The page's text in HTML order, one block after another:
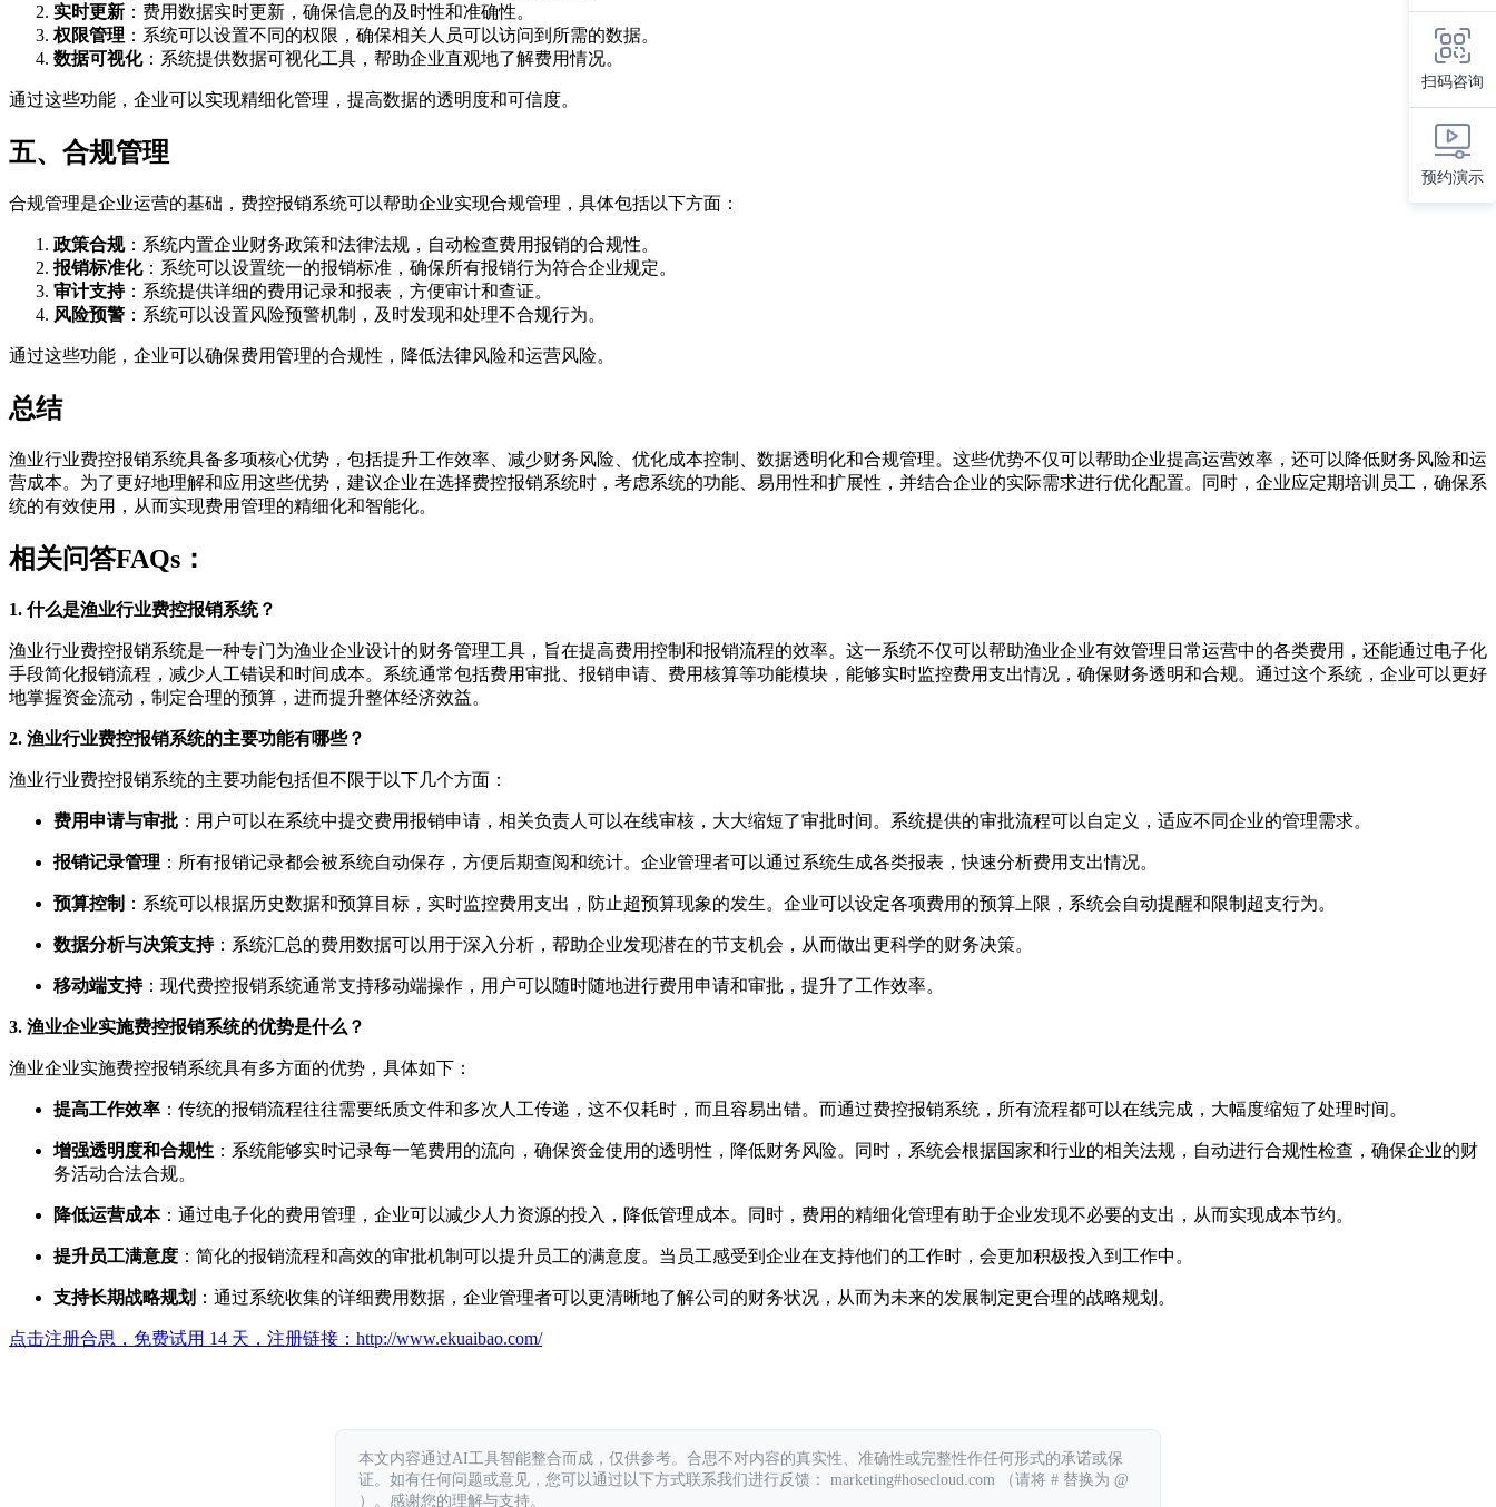
实时更新 ：费用数据实时更新，确保信息的及时性和准确性。
权限管理 ：系统可以设置不同的权限，确保相关人员可以访问到所需的数据。
数据可视化：系统提供数据可视化工具，帮助企业直观地了解费用情况。
通过这些功能，企业可以实现精细化管理，提高数据的透明度和可信度。
五、合规管理
合规管理是企业运营的基础，费控报销系统可以帮助企业实现合规管理，具体包括以下方面：
政策合规：系统内置企业财务政策和法律法规，自动检查费用报销的合规性。
报销标准化：系统可以设置统一的报销标准，确保所有报销行为符合企业规定。
审计支持：系统提供详细的费用记录和报表，方便审计和查证。
风险预警 ：系统可以设置风险预警机制，及时发现和处理不合规行为。
通过这些功能，企业可以确保费用管理的合规性，降低法律风险和运营风险。
总结
渔业行业费控报销系统具备多项核心优势，包括提升工作效率、减少财务风险、优化成本控制、数据透明化和合规管理。这些优势不仅可以帮助企业提高运营效率，还可以降低财务风险和运
营成本。为了更好地理解和应用这些优势，建议企业在选择费控报销系统时，考虑系统的功能、易用性和扩展性，并结合企业的实际需求进行优化配置。同时，企业应定期培训员工，确保系
统的有效使用，从而实现费用管理的精细化和智能化。
相关问答FAQs：
1. 什么是渔业行业费控报销系统？
渔业行业费控报销系统是一种专门为渔业企业设计的财务管理工具，旨在提高费用控制和报销流程的效率。这一系统不仅可以帮助渔业企业有效管理日常运营中的各类费用，还能通过电子化
手段简化报销流程，减少人工错误和时间成本。系统通常包括费用审批、报销申请、费用核算等功能模块，能够实时监控费用支出情况，确保财务透明和合规。通过这个系统，企业可以更好
地掌握资金流动，制定合理的预算，进而提升整体经济效益。
2. 渔业行业费控报销系统的主要功能有哪些？
渔业行业费控报销系统的主要功能包括但不限于以下几个方面：
费用申请与审批 ：用户可以在系统中提交费用报销申请，相关负责人可以在线审核，大大缩短了审批时间。系统提供的审批流程可以自定义，适应不同企业的管理需求。
报销记录管理 ：所有报销记录都会被系统自动保存，方便后期查阅和统计。企业管理者可以通过系统生成各类报表，快速分析费用支出情况。
预算控制 ：系统可以根据历史数据和预算目标，实时监控费用支出，防止超预算现象的发生。企业可以设定各项费用的预算上限，系统会自动提醒和限制超支行为。
数据分析与决策支持：系统汇总的费用数据可以用于深入分析，帮助企业发现潜在的节支机会，从而做出更科学的财务决策。
移动端支持：现代费控报销系统通常支持移动端操作，用户可以随时随地进行费用申请和审批，提升了工作效率。
3. 渔业企业实施费控报销系统的优势是什么？
渔业企业实施费控报销系统具有多方面的优势，具体如下：
提高工作效率 ：传统的报销流程往往需要纸质文件和多次人工传递，这不仅耗时，而且容易出错。而通过费控报销系统，所有流程都可以在线完成，大幅度缩短了处理时间。
增强透明度和合规性 ：系统能够实时记录每一笔费用的流向，确保资金使用的透明性，降低财务风险。同时，系统会根据国家和行业的相关法规，自动进行合规性检查，确保企业的财
务活动合法合规。
降低运营成本：通过电子化的费用管理，企业可以减少人力资源的投入，降低管理成本。同时，费用的精细化管理有助于企业发现不必要的支出，从而实现成本节约。
提升员工满意度 ：简化的报销流程和高效的审批机制可以提升员工的满意度。当员工感受到企业在支持他们的工作时，会更加积极投入到工作中。
支持长期战略规划 ：通过系统收集的详细费用数据，企业管理者可以更清晰地了解公司的财务状况，从而为未来的发展制定更合理的战略规划。
点击注册合思，免费试用 14 天，注册链接： http://www.ekuaibao.com/
本文内容通过AI工具智能整合而成，仅供参考。合思不对内容的真实性、准确性或完整性作任何形式的承诺或保
证。如有任何问题或意见，您可以通过以下方式联系我们进行反馈： marketing#hosecloud.com （请将 # 替换为 @
）。感谢您的理解与支持。
扫码咨询
预约演示